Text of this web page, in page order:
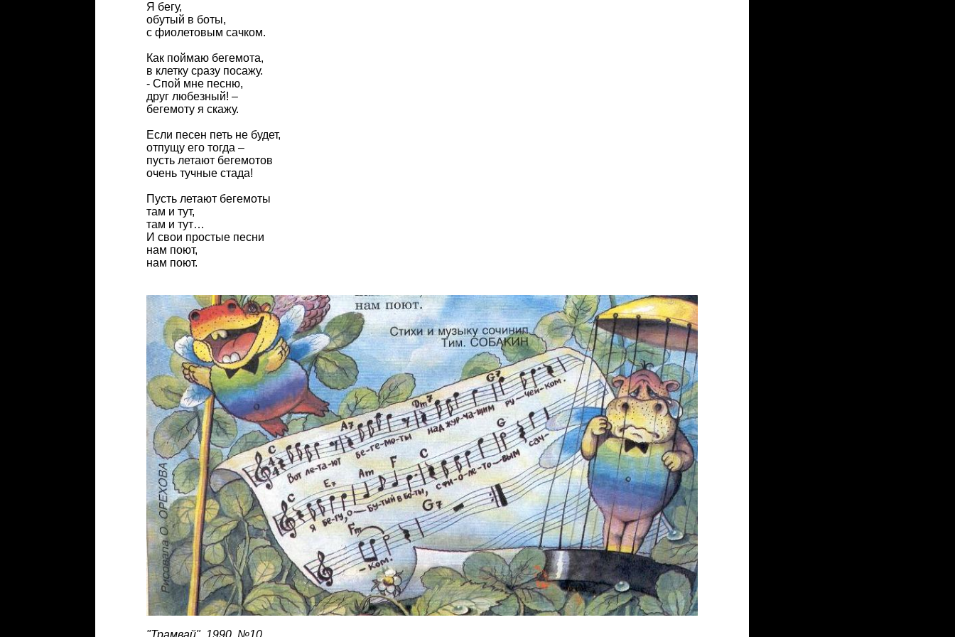
Я бегу,
обутый в боты,
с фиолетовым сачком.
Как поймаю бегемота,
в клетку сразу посажу.
- Спой мне песню,
друг любезный! –
бегемоту я скажу.
Если песен петь не будет,
отпущу его тогда –
пусть летают бегемотов
очень тучные стада!
Пусть летают бегемоты
там и тут,
там и тут…
И свои простые песни
нам поют,
нам поют.
"Трамвай", 1990, №10